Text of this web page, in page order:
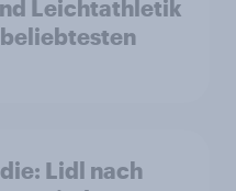
Leichtathletik
Lidl nach